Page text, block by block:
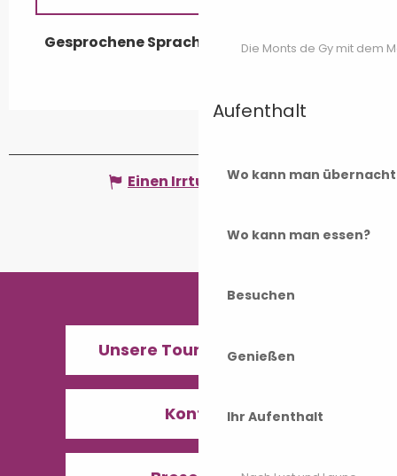
Die Monts de Gy mit dem
Aufenthalt
Wo kann man
Wo kann man essen?
Besuchen
Genießen
Ihr Aufenthalt
Gesprochene Sprachen
Gesprochene Sprachen
Einen Irrtum angeben
Unsere Tourismusbüros
Kontakt